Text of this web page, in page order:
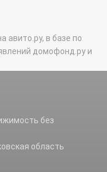
авито.ру, в базе по
домофонд.ру и
без
область